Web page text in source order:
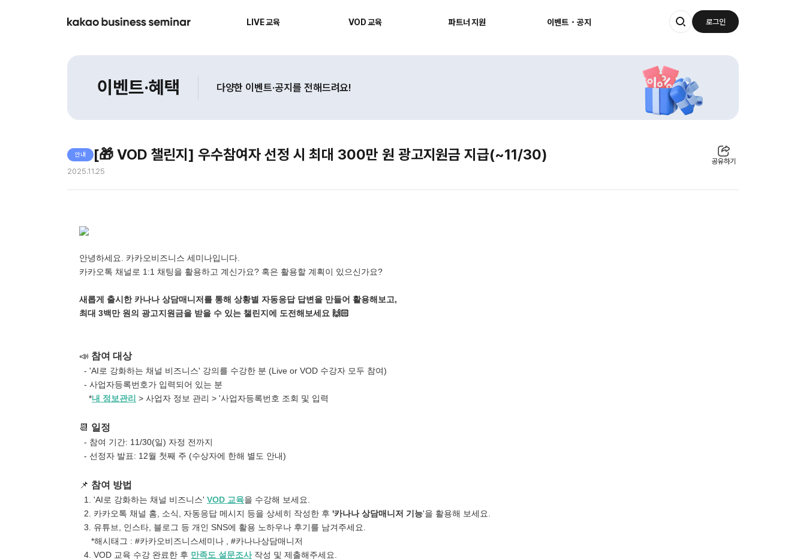
kakao business seminar LIVE 교육 VOD 교육 파트너 지원 이벤트・공지 로그인
이벤트·혜택 다양한 이벤트·공지를 전해드려요!
안내 [🎁 VOD 챌린지] 우수참여자 선정 시 최대 300만 원 광고지원금 지급(~11/30)
2025.11.25
공유하기
안녕하세요. 카카오비즈니스 세미나입니다.
카카오톡 채널로 1:1 채팅을 활용하고 계신가요? 혹은 활용할 계획이 있으신가요?
새롭게 출시한 카나나 상담매니저를 통해 상황별 자동응답 답변을 만들어 활용해보고,
최대 3백만 원의 광고지원금을 받을 수 있는 챌린지에 도전해보세요 🙌🏻
📣 참여 대상
- 'AI로 강화하는 채널 비즈니스' 강의를 수강한 분 (Live or VOD 수강자 모두 참여)
- 사업자등록번호가 입력되어 있는 분
*내 정보관리 > 사업자 정보 관리 > '사업자등록번호 조회 및 입력
📆 일정
- 참여 기간: 11/30(일) 자정 전까지
- 선정자 발표: 12월 첫째 주 (수상자에 한해 별도 안내)
📌 참여 방법
1. 'AI로 강화하는 채널 비즈니스' VOD 교육을 수강해 보세요.
2. 카카오톡 채널 홈, 소식, 자동응답 메시지 등을 상세히 작성한 후 '카나나 상담매니저 기능'을 활용해 보세요.
3. 유튜브, 인스타, 블로그 등 개인 SNS에 활용 노하우나 후기를 남겨주세요.
*해시태그 : #카카오비즈니스세미나 , #카나나상담매니저
4. VOD 교육 수강 완료한 후 만족도 설문조사작성 및 제출해주세요.